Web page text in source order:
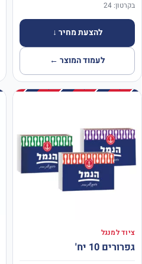
בקרטון: 24
להצעת מחיר ↓
לעמוד המוצר ←
ציוד למנגל
גפרורים 10 יח'